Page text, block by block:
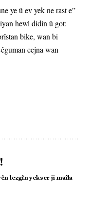
ye û ev yek ne rast e”
hewl didin û got:
bike, wan bi
cejna wan
lezgîn yekser ji maîla